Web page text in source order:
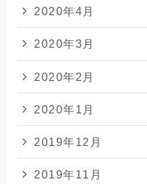
2020年4月
2020年3月
2020年2月
2020年1月
2019年12月
2019年11月